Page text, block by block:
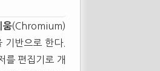
움(Chromium)
기반으로 한다.
를 편집기로 개